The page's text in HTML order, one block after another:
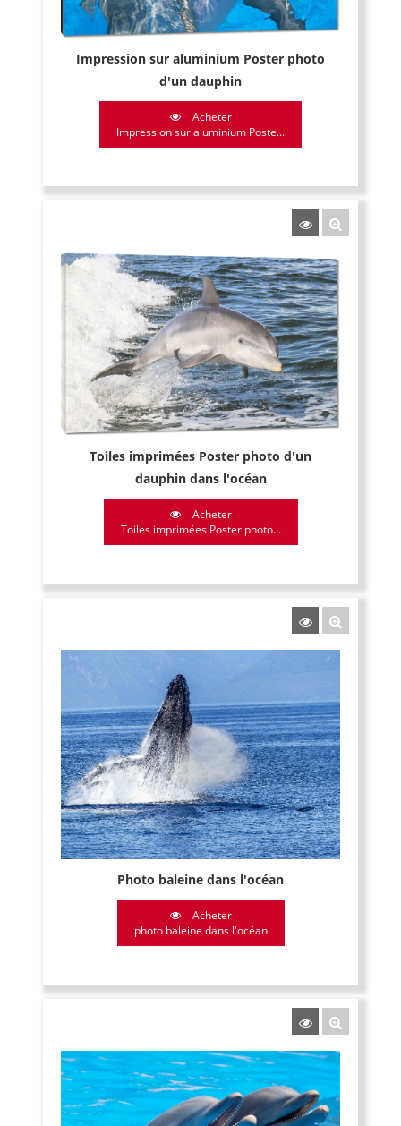
Impression sur aluminium Poster photo
d'un dauphin
Acheter
Impression sur aluminium Poste...
Toiles imprimées Poster photo d'un
dauphin dans l'océan
Acheter
Toiles imprimées Poster photo...
Photo baleine dans l'océan
Acheter
photo baleine dans l'océan